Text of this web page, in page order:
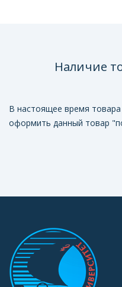
Наличие
В настоящее время
оформить данный товар